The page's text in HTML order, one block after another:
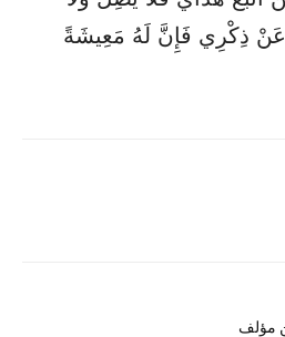
ذِكْرِي فَإِنَّ لَهُ مَعِيشَةً
مؤلف